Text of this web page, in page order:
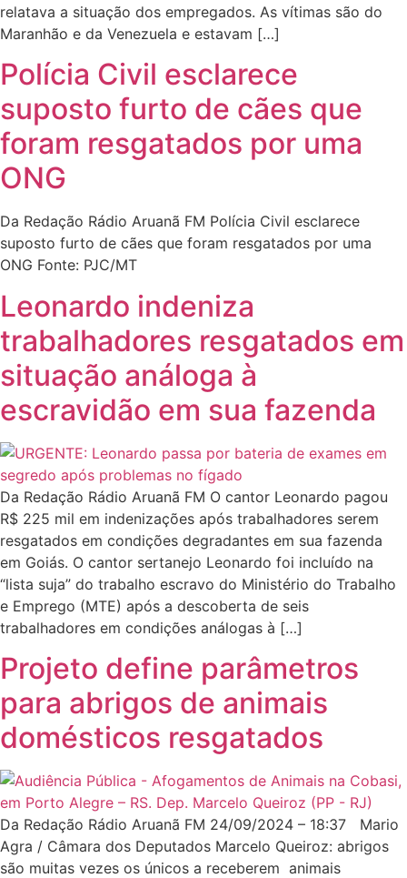
relatava a situação dos empregados. As vítimas são do
Maranhão e da Venezuela e estavam […]
Polícia Civil esclarece
suposto furto de cães que
foram resgatados por uma
ONG
Da Redação Rádio Aruanã FM Polícia Civil esclarece
suposto furto de cães que foram resgatados por uma
ONG Fonte: PJC/MT
Leonardo indeniza
trabalhadores resgatados em
situação análoga à
escravidão em sua fazenda
Da Redação Rádio Aruanã FM O cantor Leonardo pagou
R$ 225 mil em indenizações após trabalhadores serem
resgatados em condições degradantes em sua fazenda
em Goiás. O cantor sertanejo Leonardo foi incluído na
“lista suja” do trabalho escravo do Ministério do Trabalho
e Emprego (MTE) após a descoberta de seis
trabalhadores em condições análogas à […]
Projeto define parâmetros
para abrigos de animais
domésticos resgatados
Da Redação Rádio Aruanã FM 24/09/2024 – 18:37 Mario
Agra / Câmara dos Deputados Marcelo Queiroz: abrigos
são muitas vezes os únicos a receberem animais